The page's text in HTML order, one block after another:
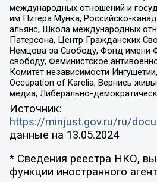
международных отношений и
им Питера Мунка, Российско-
альянс, Школа международных
Патерсона, Центр Гражданских
Немцова за Свободу, Фонд имени
свободу, Феминистское
Комитет независимости
Occupation of Karelia, Вернись
медиа, Либерально-
Источник:
https://minjust.gov.ru/ru/
данные на 13.05.2024
* Сведения реестра НКО,
функции иностранного